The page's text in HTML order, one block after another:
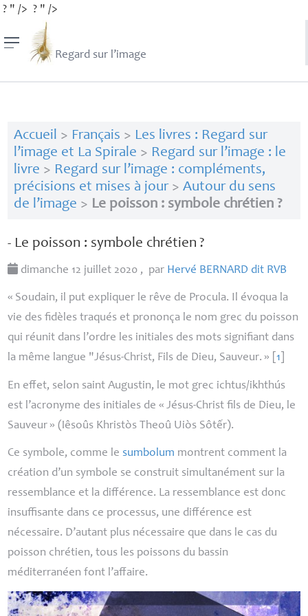
? " /> ? " />
Regard sur l’image
Accueil > Français > Les livres : Regard sur
l’image et La Spirale > Regard sur l’image : le
livre > Regard sur l’image : compléments,
précisions et mises à jour> Autour du sens
de l’image > Le poisson : symbole chrétien ?
- Le poisson : symbole chrétien ?
dimanche 12 juillet 2020 , par Hervé BERNARD dit RVB
« Soudain, il put expliquer le rêve de Procula. Il évoqua la
vie des fidèles traqués et prononça le nom grec du poisson
qui réunit dans l’ordre les initiales des mots signifiant dans
la même langue "Jésus-Christ, Fils de Dieu, Sauveur. » [1
En effet, selon saint Augustin, le mot grec ichtus/ikhthús
est l’acronyme des initiales de « Jésus-Christ fils de Dieu, le
Sauveur » (Ιêsoûs Khristòs Theoû Uiòs Sôtếr).
Ce symbole, comme lesumbolum montrent comment la
création d’un symbole se construit simultanément sur la
ressemblance et la différence. La ressemblance est donc
insuffisante dans ce processus, une différence est
nécessaire. D’autant plus nécessaire que dans le cas du
poisson chrétien, tous les poissons du bassin
méditerranéen font l’affaire.